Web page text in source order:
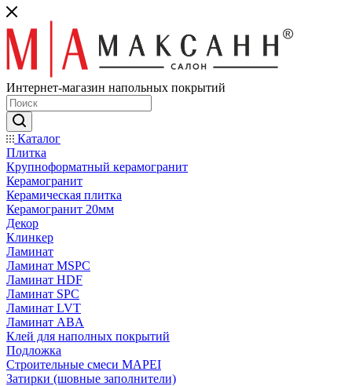
Интернет-магазин напольных покрытий
Каталог
Плитка
Крупноформатный керамогранит
Керамогранит
Керамическая плитка
Керамогранит 20мм
Декор
Клинкер
Ламинат
Ламинат MSPC
Ламинат HDF
Ламинат SPC
Ламинат LVT
Ламинат ABA
Клей для наполных покрытий
Подложка
Строительные смеси MAPEI
Затирки (шовные заполнители)